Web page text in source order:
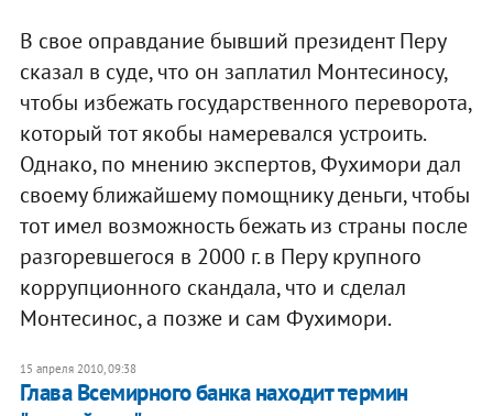
В свое оправдание бывший президент Перу
сказал в суде, что он заплатил Монтесиносу,
чтобы избежать государственного переворота,
который тот якобы намеревался устроить.
Однако, по мнению экспертов, Фухимори дал
своему ближайшему помощнику деньги, чтобы
тот имел возможность бежать из страны после
разгоревшегося в 2000 г. в Перу крупного
коррупционного скандала, что и сделал
Монтесинос, а позже и сам Фухимори.
15 апреля 2010, 09:38
Глава Всемирного банка находит термин